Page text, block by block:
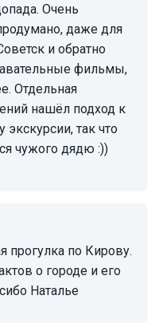
Очень
даже для
и обратно
фильмы,
Отдельная
нашёл подход к
так что
чужого дядю :))
о городе и его
Наталье